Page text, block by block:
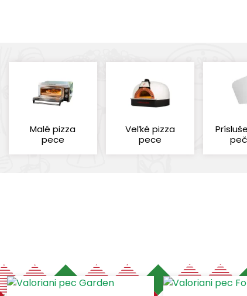
Malé pizza
pece
Veľké pizza
pece
GENUSDEI (7)
VALORIANI